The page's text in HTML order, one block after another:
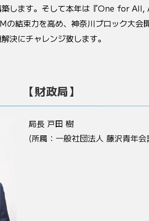
築します。そして本年は『One for
の結束力を高め、神奈川ブロック大会
決にチャレンジ致します。
【財政局】
局長 戸田 樹
(所属：一般社団法人 藤沢青年会